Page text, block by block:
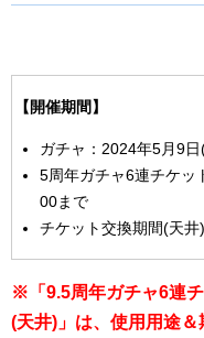
【開催期間】
ガチャ：2024年5月9
5周年ガチャ6連チケッ
00まで
チケット交換期間(天
※「9.5周年ガチャ6連
(天井) 」は、使用用途